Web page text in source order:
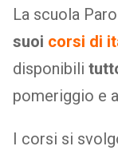
La scuola
suoi corsi di
disponibili
pomeriggio e
I corsi si